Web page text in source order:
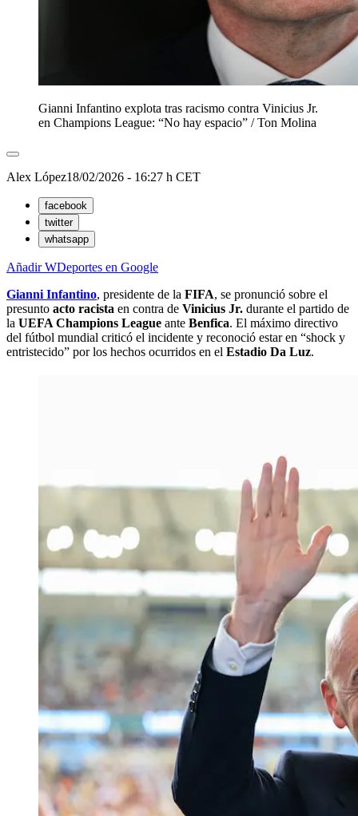
Gianni Infantino explota tras racismo contra Vinicius Jr.
en Champions League: “No hay espacio” /Ton Molina
Alex López18/02/2026 - 16:27 h CET
facebook
twitter
whatsapp
Añadir WDeportes en Google
Gianni Infantino, presidente de la FIFA, se pronunció sobre el
presunto acto racista en contra de Vinicius Jr. durante el partido de
la UEFA Champions League ante Benfica. El máximo directivo
del fútbol mundial criticó el incidente y reconoció estar en “shock y
entristecido” por los hechos ocurridos en el Estadio Da Luz.